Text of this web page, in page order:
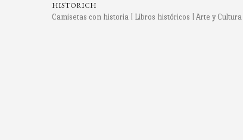
HISTORICH
Camisetas con historia | Libros históricos | Arte y Cultura